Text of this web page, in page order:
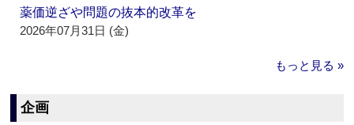
薬価逆ざや問題の抜本的改革を
2026年07月31日 (金)
もっと見る »
企画